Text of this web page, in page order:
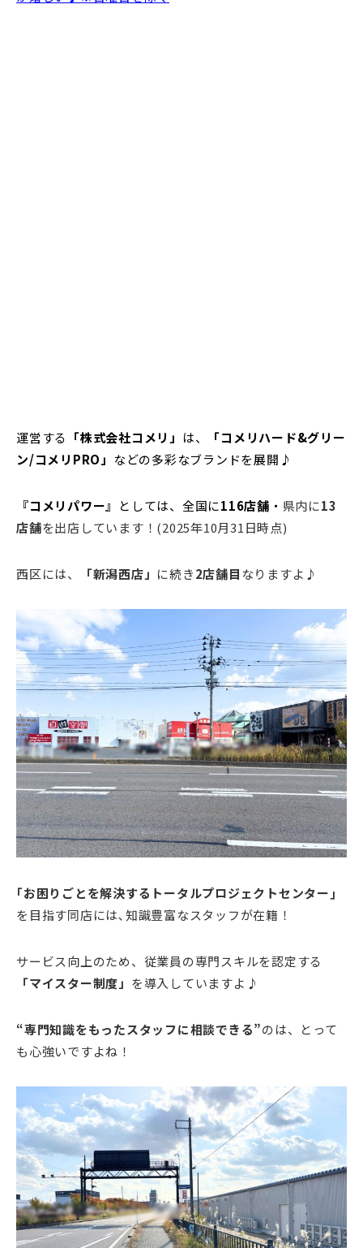
運営する 「株式会社コメリ」 は、
「コメリハード&グリー
ン/コメリPRO」 などの多彩なブランドを展開♪
『コメリパワー』 としては、全国に116店舗 ・ 県内に13
店舗を出店しています！(2025年10月31日時点)
西区には、 「新潟西店」 に続き2店舗目 なりますよ♪
｢お困りごとを解決するトータルプロジェクトセンター｣
を目指す同店には､ 知識豊富なスタッフが在籍！
サービス向上のため、従業員の専門スキルを認定する
「マイスター制度」 を導入していますよ♪
“専門知識をもったスタッフに相談できる”のは、とって
も心強いですよね！